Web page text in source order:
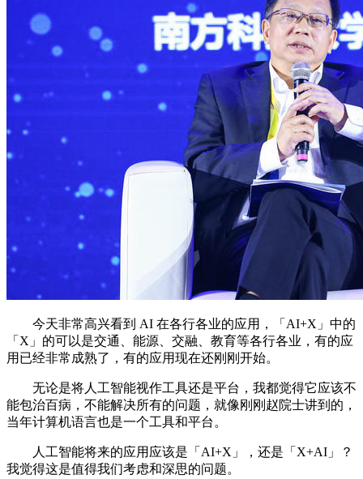
今天非常高兴看到 AI 在各行各业的应用，「AI+X」中的
「X」的可以是交通、能源、交融、教育等各行各业，有的应
用已经非常成熟了，有的应用现在还刚刚开始。
无论是将人工智能视作工具还是平台，我都觉得它应该不
能包治百病，不能解决所有的问题，就像刚刚赵院士讲到的，
当年计算机语言也是一个工具和平台。
人工智能将来的应用应该是「AI+X」，还是「X+AI」？
我觉得这是值得我们考虑和深思的问题。